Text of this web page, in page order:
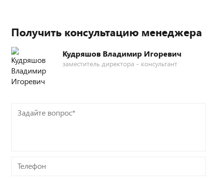
Получить консультацию менеджера
Кудряшов Владимир Игоревич
заместитель директора - консультант
Задайте
вопрос*
Телефон